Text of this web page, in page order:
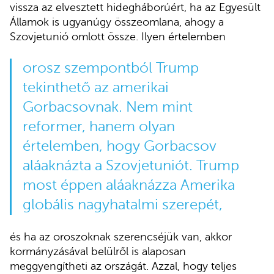
vissza az elvesztett hidegháborúért, ha az Egyesült
Államok is ugyanúgy összeomlana, ahogy a
Szovjetunió omlott össze. Ilyen értelemben
orosz szempontból Trump
tekinthető az amerikai
Gorbacsovnak. Nem mint
reformer, hanem olyan
értelemben, hogy Gorbacsov
aláaknázta a Szovjetuniót. Trump
most éppen aláaknázza Amerika
globális nagyhatalmi szerepét,
és ha az oroszoknak szerencséjük van, akkor
kormányzásával belülről is alaposan
meggyengítheti az országát. Azzal, hogy teljes